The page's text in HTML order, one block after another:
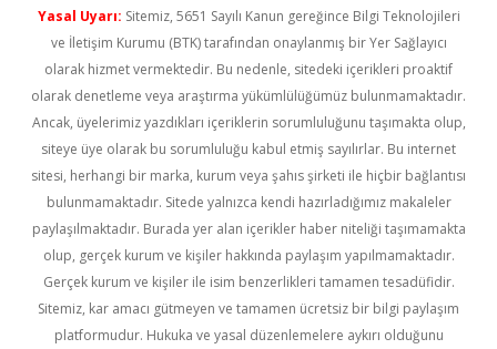
Yasal Uyarı: Sitemiz, 5651 Sayılı Kanun gereğince Bilgi Teknolojileri
ve İletişim Kurumu (BTK) tarafından onaylanmış bir Yer Sağlayıcı
olarak hizmet vermektedir. Bu nedenle, sitedeki içerikleri proaktif
olarak denetleme veya araştırma yükümlülüğümüz bulunmamaktadır.
Ancak, üyelerimiz yazdıkları içeriklerin sorumluluğunu taşımakta olup,
siteye üye olarak bu sorumluluğu kabul etmiş sayılırlar. Bu internet
sitesi, herhangi bir marka, kurum veya şahıs şirketi ile hiçbir bağlantısı
bulunmamaktadır. Sitede yalnızca kendi hazırladığımız makaleler
paylaşılmaktadır. Burada yer alan içerikler haber niteliği taşımamakta
olup, gerçek kurum ve kişiler hakkında paylaşım yapılmamaktadır.
Gerçek kurum ve kişiler ile isim benzerlikleri tamamen tesadüfidir.
Sitemiz, kar amacı gütmeyen ve tamamen ücretsiz bir bilgi paylaşım
platformudur. Hukuka ve yasal düzenlemelere aykırı olduğunu